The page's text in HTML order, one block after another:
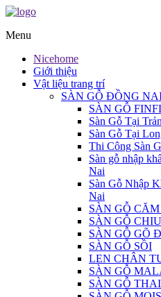
Menu
Nicehome
Giới thiệu
Vật liệu trang trí
SÀN GỖ ĐỒNG
SÀN GỖ
Sàn Gỗ Tại
Sàn Gỗ Tại
Thi Công Sàn
Sàn gỗ nhập
Nai
Sàn Gỗ Nhập
Nai
SÀN GỖ
SÀN GỖ
SÀN GỖ GÕ
SÀN GỖ SỒI
LEN CHÂN
SÀN GỖ
SÀN GỖ